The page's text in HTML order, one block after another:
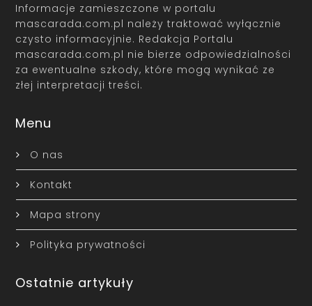
Informacje zamieszczone w portalu
mascarada.com.pl należy traktować wyłącznie
czysto informacyjnie. Redakcja Portalu
mascarada.com.pl nie bierze odpowiedzialności
za ewentualne szkody, które mogą wynikać ze
złej interpretacji treści.
Menu
O nas
Kontakt
Mapa strony
Polityka prywatności
Ostatnie artykuły